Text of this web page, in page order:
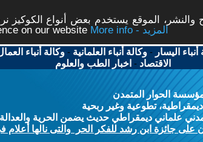
الموقع يستخدم بعض أنواع الكوكيز
on our website
More info - المزيد
أنباء اليسار -وكالة أنباء العلمانية -وكالة أنباء
الاقتصاد - اخبار الطب والعلوم
الحوار المتمدن
تطوعية وغير ربحية
علماني ديمقراطي حديث يضمن الحرية والعدالة
على جائزة ابن رشد للفكر الحر والتى نالها أعلام